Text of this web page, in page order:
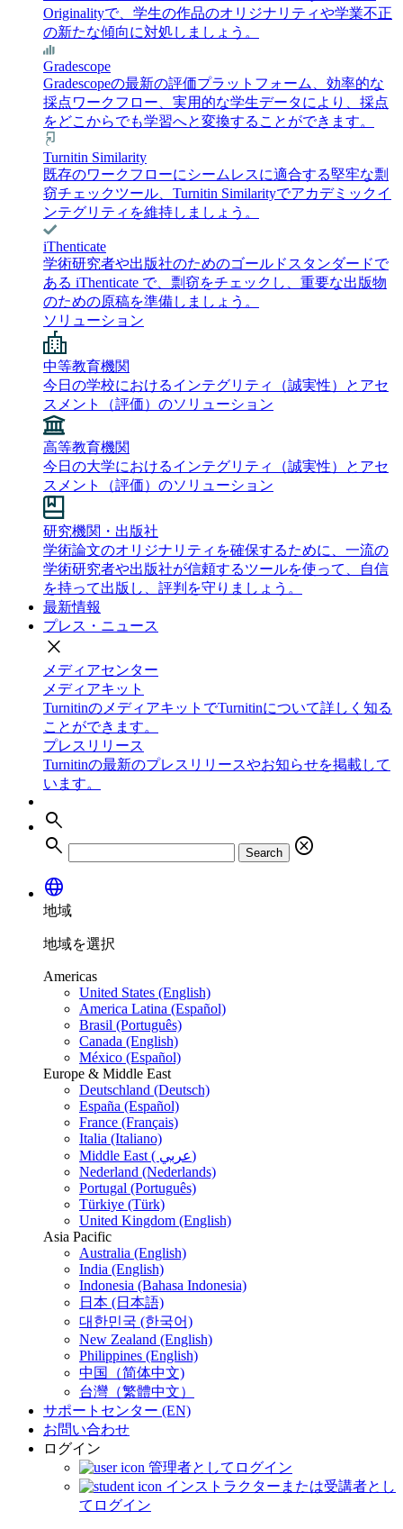
Originalityで、学生の作品のオリジナリティや学業不正
の新たな傾向に対処しましょう。
Gradescope
Gradescopeの最新の評価プラットフォーム、効率的な
採点ワークフロー、実用的な学生データにより、採点
をどこからでも学習へと変換することができます。
Turnitin Similarity
既存のワークフローにシームレスに適合する堅牢な剽
窃チェックツール、Turnitin Similarityでアカデミックイ
ンテグリティを維持しましょう。
iThenticate
学術研究者や出版社のためのゴールドスタンダードで
ある iThenticate で、剽窃をチェックし、重要な出版物
のための原稿を準備しましょう。
ソリューション
中等教育機関
今日の学校におけるインテグリティ（誠実性）とアセ
スメント（評価）のソリューション
高等教育機関
今日の大学におけるインテグリティ（誠実性）とアセ
スメント（評価）のソリューション
研究機関・出版社
学術論文のオリジナリティを確保するために、一流の
学術研究者や出版社が信頼するツールを使って、自信
を持って出版し、評判を守りましょう。
最新情報
プレス・ニュース
close
メディアセンター
メディアキット
TurnitinのメディアキットでTurnitinについて詳しく知る
ことができます。
プレスリリース
Turnitinの最新のプレスリリースやお知らせを掲載して
います。
search
search
Search
cancel
language
地域
地域を選択
Americas
United States (English)
America Latina (Español)
Brasil (Português)
Canada (English)
México (Español)
Europe & Middle East
Deutschland (Deutsch)
España (Español)
France (Français)
Italia (Italiano)
Middle East ( عربي)
Nederland (Nederlands)
Portugal (Português)
Türkiye (Türk)
United Kingdom (English)
Asia Pacific
Australia (English)
India (English)
Indonesia (Bahasa Indonesia)
日本 (日本語)
대한민국 (한국어)
New Zealand (English)
Philippines (English)
中国（简体中文)
台灣（繁體中文）
サポートセンター (EN)
お問い合わせ
ログイン
管理者としてログイン
インストラクターまたは受講者とし
てログイン